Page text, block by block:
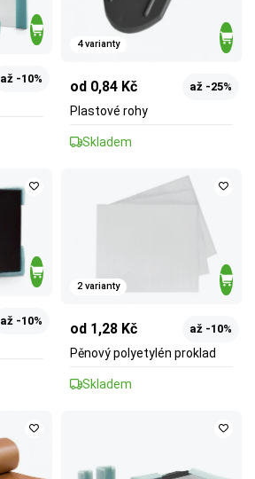
až -10%
4 varianty
od 0,84 Kč až -25%
Plastové rohy
Skladem
až -10%
2 varianty
od 1,28 Kč až -10%
Pěnový polyetylén proklad
Skladem